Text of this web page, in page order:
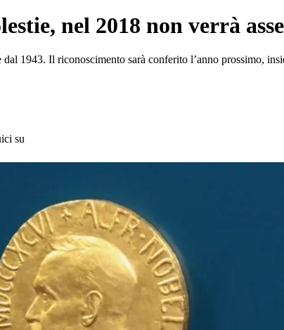
nel 2018 non verrà
1943. Il riconoscimento sarà conferito l’anno prossimo,
su